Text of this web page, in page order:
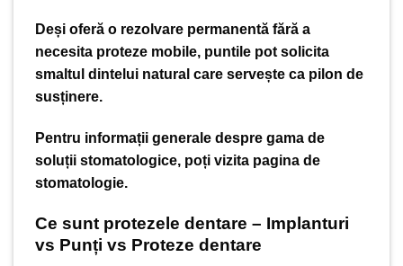
Deși oferă o rezolvare permanentă fără a
necesita proteze mobile, puntile pot solicita
smaltul dintelui natural care servește ca pilon de
susținere.
Pentru informații generale despre gama de
soluții stomatologice, poți vizita pagina de
stomatologie.
Ce sunt protezele dentare – Implanturi
vs Punți vs Proteze dentare